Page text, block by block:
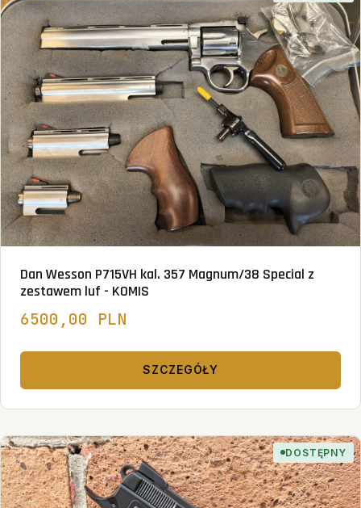
Dan Wesson P715VH kal. 357 Magnum/38 Special z
zestawem luf - KOMIS
6500,00 PLN
SZCZEGÓŁY
DOSTĘPNY